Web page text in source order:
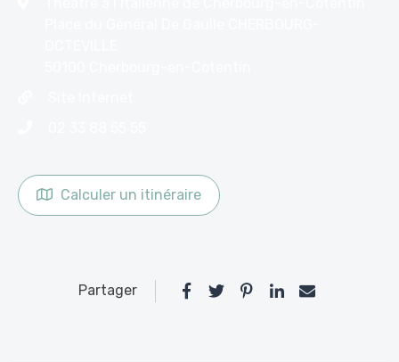
Calculer un itinéraire
Partager